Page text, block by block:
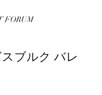
ブルク バレ
FORUM